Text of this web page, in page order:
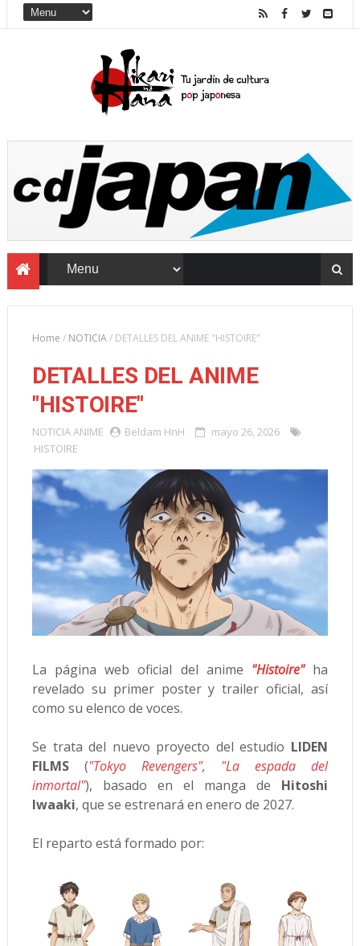
Home / NOTICIA/ DETALLES DEL ANIME "HISTOIRE"
DETALLES DEL ANIME
"HISTOIRE"
NOTICIAANIME Beldam HnH
mayo 26, 2026
HISTOIRE
La página web oficial del anime "Histoire"ha
revelado su primer poster y trailer oficial, así
como su elenco de voces.
Se trata del nuevo proyecto del estudio LIDEN
FILMS("Tokyo Revengers", "La espada del
inmortal"), basado en el manga de Hitoshi
Iwaaki, que se estrenará en enero de 2027.
El reparto está formado por: